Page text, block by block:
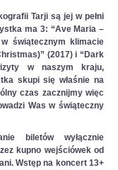
Tarji są jej w pełni
ma 3: “Ave Maria –
świątecznym klimacie
(2017) i “Dark
w naszym kraju,
skupi się właśnie na
czas zacznijmy więc
Was w świąteczny
biletów wyłącznie
kupno wejściówek od
Wstęp na koncert 13+